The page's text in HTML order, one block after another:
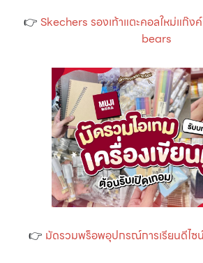
👉 Skechers รองเท้าแตะคอลใหม่แก๊
bears
👉 มัดรวมพร็อพอุปกรณ์การเรียนดีไ